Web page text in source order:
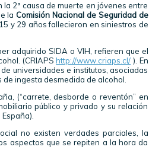
2ª causa de muerte en jóvenes entre
laComisión Nacional de Seguridad de
y 29 años fallecieron en siniestros de
adquirido SIDA o VIH, refieren que el
(CRIAPShttp://www.criaps.cl/ ). En
universidades e institutos, asociadas
ingesta desmedida de alcohol.
(“carrete, desborde o reventón” en
público y privado y su relación
no existen verdades parciales, la
aspectos que se repiten a la hora da